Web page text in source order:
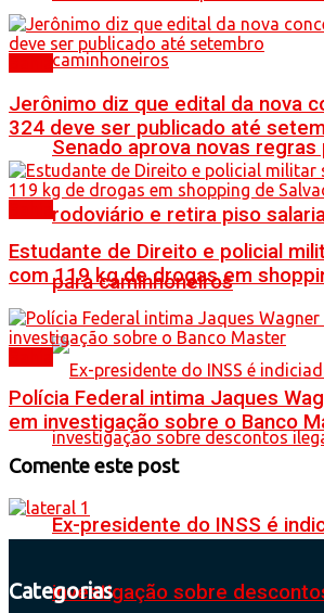
Senado aprova novas
rodoviário e retira piso
para caminhoneiros
Ex-presidente do INSS é
investigação sobre
Jerônimo diz que edital da nova
324 deve ser publicado até
Estudante de Direito e policial
com 119 kg de drogas em
Polícia Federal intima Jaques
em investigação sobre o Banco
Comente este post
Categorias